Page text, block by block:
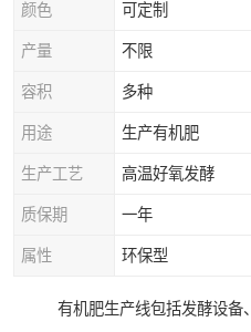
颜色 可定制
产量 不限
容积 多种
用途 生产有机肥
生产工艺 高温好氧发酵
质保期 一年
属性 环保型
有机肥生产线包括发酵设备